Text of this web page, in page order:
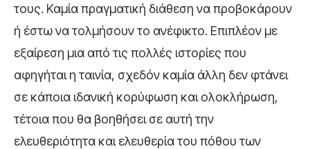
τους. Καμία πραγματική διάθεση να προβοκάρουν
ή έστω να τολμήσουν το ανέφικτο. Επιπλέον με
εξαίρεση μια από τις πολλές ιστορίες που
αφηγήται η ταινία, σχεδόν καμία άλλη δεν φτάνει
σε κάποια ιδανική κορύφωση και ολοκλήρωση,
τέτοια που θα βοηθήσει σε αυτή την
ελευθεριότητα και ελευθερία του πόθου των